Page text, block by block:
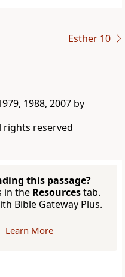
Esther 10
1988, 2007 by
rights reserved
this passage?
in the Resourcestab.
Bible Gateway Plus.
Learn More